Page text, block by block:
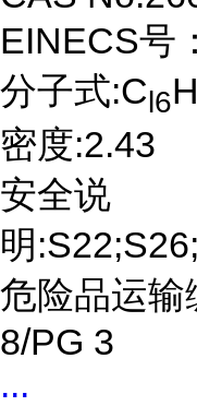
EINECS号
分子式:Cl6H
密度:2.43
安全说
明
危险品运输
8/PG 3
...